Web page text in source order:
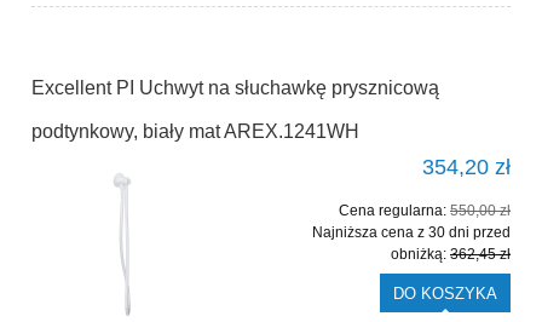
Excellent PI Uchwyt na słuchawkę prysznicową
podtynkowy, biały mat AREX.1241WH
354,20 zł
Cena regularna: 550,00 zł
Najniższa cena z 30 dni przed
obniżką: 362,45 zł
DO KOSZYKA